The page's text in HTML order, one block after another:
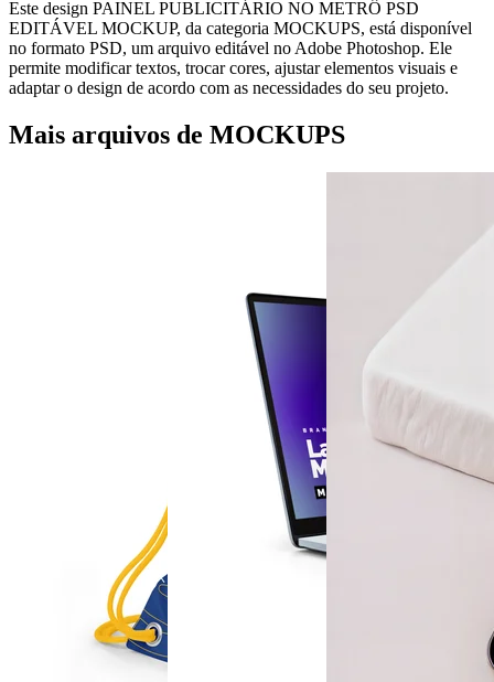
Este design PAINEL PUBLICITÁRIO NO METRÔ PSD
EDITÁVEL MOCKUP, da categoria MOCKUPS, está disponível
no formato PSD, um arquivo editável no Adobe Photoshop. Ele
permite modificar textos, trocar cores, ajustar elementos visuais e
adaptar o design de acordo com as necessidades do seu projeto.
Mais arquivos de MOCKUPS